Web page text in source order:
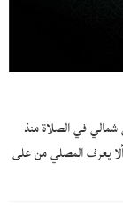
في الصلاة منذ
يعرف المصلي من على